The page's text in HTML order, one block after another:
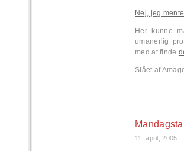
Nej, jeg
Her kunne
umanerlig
med at finde
Slået af
11. april, 2005